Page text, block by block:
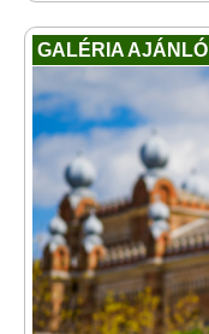
GALÉRIA AJÁNLÓ